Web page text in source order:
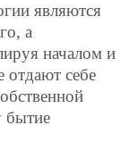
являются
а
началом и
отдают себе
бытие